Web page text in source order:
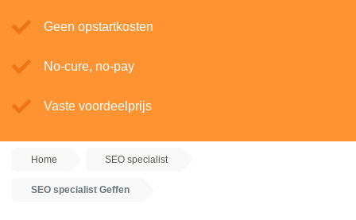
Geen opstartkosten
No-cure, no-pay
Vaste voordeelprijs
Home SEO specialist
SEO specialist Geffen